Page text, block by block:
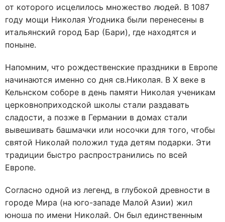
от которого исцелилось множество людей. В 1087
году мощи Николая Угодника были перенесены в
итальянский город Бар (Бари), где находятся и
поныне.
Напомним, что рождественские праздники в Европе
начинаются именно со дня св.Николая. В Х веке в
Кельнском соборе в день памяти Николая ученикам
церковноприходской школы стали раздавать
сладости, а позже в Германии в домах стали
вывешивать башмачки или носочки для того, чтобы
святой Николай положил туда детям подарки. Эти
традиции быстро распространились по всей
Европе.
Согласно одной из легенд, в глубокой древности в
городе Мира (на юго-западе Малой Азии) жил
юноша по имени Николай. Он был единственным